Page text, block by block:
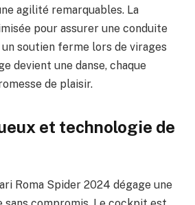
agilité remarquables. La
pour assurer une conduite
soutien ferme lors de virages
devient une danse, chaque
de plaisir.
et technologie de
Roma Spider 2024 dégage une